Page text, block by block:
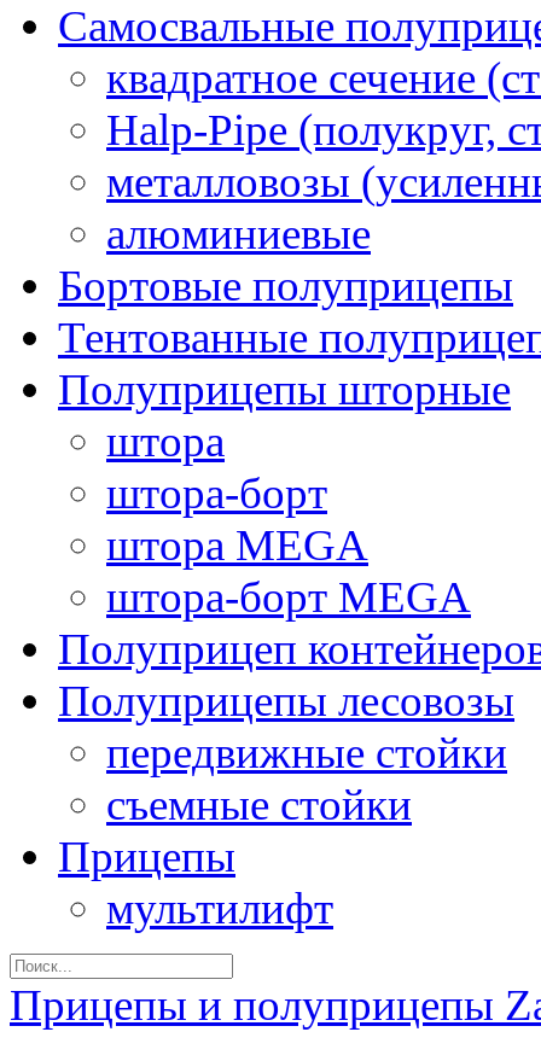
Самосвальные
квадратное сечение
Halp-Pipe (полукруг,
металловозы
алюминиевые
Бортовые полуприцепы
Тентованные
Полуприцепы шторные
штора
штора-борт
штора MEGA
штора-борт MEGA
Полуприцеп
Полуприцепы лесовозы
передвижные стойки
съемные стойки
Прицепы
мультилифт
Прицепы и полуприцепы